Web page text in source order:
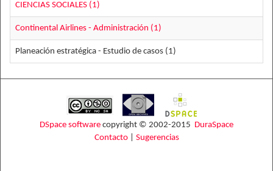
CIENCIAS SOCIALES (1)
Continental Airlines - Administración (1)
Planeación estratégica - Estudio de casos (1)
DSpace software copyright © 2002-2015 DuraSpace
Contacto| Sugerencias